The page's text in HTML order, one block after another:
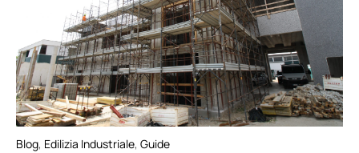
Blog, Edilizia Industriale, Guide